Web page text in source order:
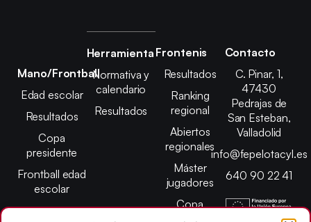
Mano/Frontball
Edad escolar
Resultados
Copa
presidente
Frontball edad
escolar
Herramienta
Normativa y
calendario
Resultados
Frontenis
Resultados
Ranking
regional
Abiertos
regionales
Máster
jugadores
Copa
presidente
Contacto
C. Pinar, 1,
47430
Pedrajas de
San Esteban,
Valladolid
info@fepelotacyl.es
640 90 22 41